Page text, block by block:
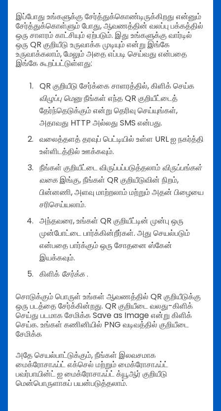
இப்போது உங்களுக்கு சேர்த்துக்கொண்டிருக்கிறது என்னும்
சேர்த்துக்கொள்ளும் போது, ஆவணத்தின் வலப்பு பக்கத்தில்
ஒரு சாளரம் காட்சியும் ஏற்படும். இது உங்களுக்கு வார்டில்
ஒரு QR குறியீடு உருவாக்க முடியும் என்று இங்கே
உருவாக்கலாம், மேலும் அதை எப்படி செய்வது என்பதை
இங்கே கூறப்பட்டுள்ளது:
QR குறியீடு சேர்க்கை சாளரத்தில், கிளிக் செய்க
விழுப்பு மெனுநீங்கள் எந்த QR குறியீட்டைத்
தேர்ந்தெடுக்கும் என்று தெரிவு செய்யுங்கள்,
அதாவது HTTP அல்லது SMS என்பது.
வலைத்தளத் தரவுப் பெட்டியில் உள்ள URL ஐ நகர்த்தி
உள்ளிடத்தில் ஊக்கவும்.
நீங்கள் குறியீட்டை விருப்பப்படுத்தலாம்விருப்பங்கள்
வகைஇங்கு, நீங்கள் QR குறியீடுவின் நிறம்,
பின்னணி, அளவு மாற்றலாம் மற்றும் அதன் பிழையை
சரிசெய்யலாம்.
அந்தவரை, உங்கள் QR குறியீட்டின் முன்பு ஒரு
முன்போட்டை பார்க்கின்றீர்கள். அது செயல்படும்
என்பதை பார்க்கும் ஒரு சோதனை ஸ்கேன்
இயக்கவும்.
கிளிக் சேர்க்க.
சொடுக்கும் பொருள் உங்கள் ஆவணத்தில் QR குறியீடுக்கு
ஒரு படத்தை சேர்க்கின்றது. QR குறியீடை வலது-கிளிக்
செய்து படமாக சேமிக்க Save as Image என்று கிளிக்
செய்க. உங்கள் கணினியில் PNG வடிவத்தில் குறியீடை
சேமிக்க
அதே செயல்பாட்டுக்கும், நீங்கள் இலவசமாக
மைக்ரோசாஃப்ட் எக்செல் மற்றும் மைக்ரோசாஃப்ட்
பவர்பாயின்ட் ஐ மைக்ரோசாஃப்ட் க்யூஆர் குறியீடு
மென்பொருளாகப் பயன்படுத்தலாம்.